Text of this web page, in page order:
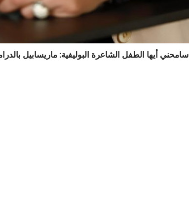
سامحني أيها الطفل الشاعرة البوليفية: ماريسابيل